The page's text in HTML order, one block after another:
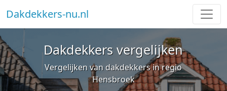
Dakdekkers-nu.nl
Dakdekkers vergelijken
Vergelijken van dakdekkers in regio
Hensbroek